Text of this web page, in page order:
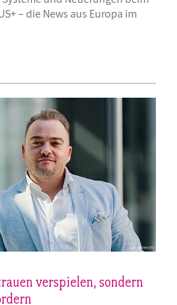
– die News aus Europa im
verspielen, sondern